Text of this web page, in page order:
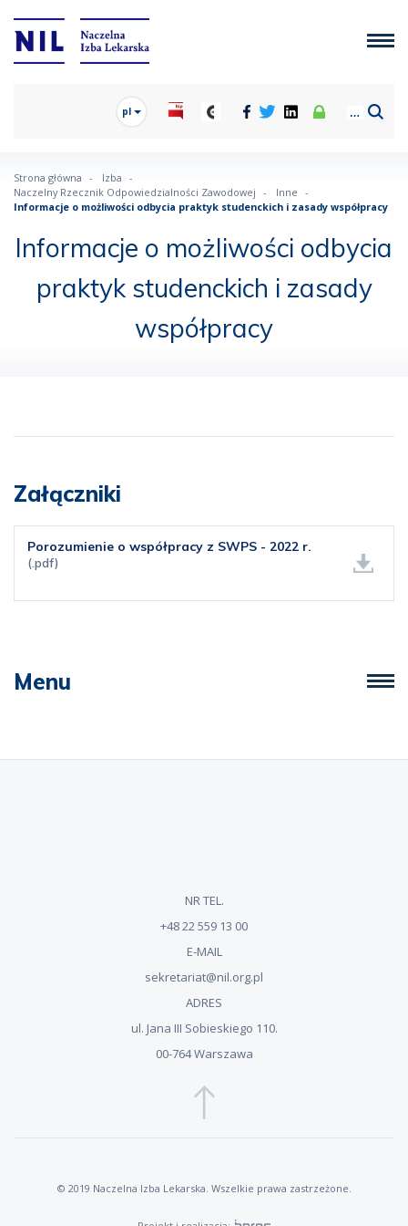
pl
Strona główna
Izba
Naczelny Rzecznik Odpowiedzialności Zawodowej
Inne
Informacje o możliwości odbycia praktyk studenckich i zasady współpracy
Informacje o możliwości odbycia
praktyk studenckich i zasady
współpracy
Menu
Załączniki
Porozumienie o współpracy z SWPS - 2022 r.
(.pdf)
NR TEL.
+48 22 559 13 00
E-MAIL
sekretariat@nil.org.pl
ADRES
ul. Jana III Sobieskiego 110.
00-764 Warszawa
© 2019 Naczelna Izba Lekarska. Wszelkie prawa zastrzeżone.